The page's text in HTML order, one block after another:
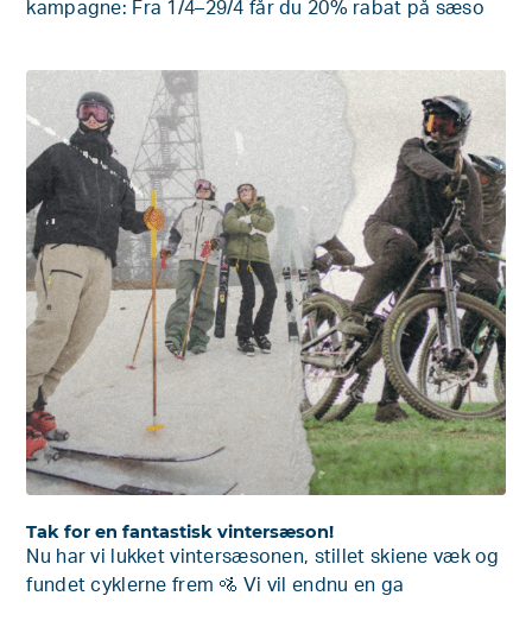
kampagne: Fra 1/4–29/4 får du 20% rabat på sæso
Tak for en fantastisk vintersæson!
Nu har vi lukket vintersæsonen, stillet skiene væk og
fundet cyklerne frem 🚵 Vi vil endnu en ga